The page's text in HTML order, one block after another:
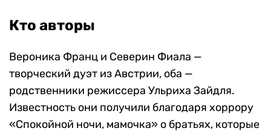
Кто авторы
Вероника Франц и Северин Фиала —
творческий дуэт из Австрии, оба —
родственники режиссера Ульриха Зайдля.
Известность они получили благодаря хоррору
«Спокойной ночи, мамочка» о братьях, которые